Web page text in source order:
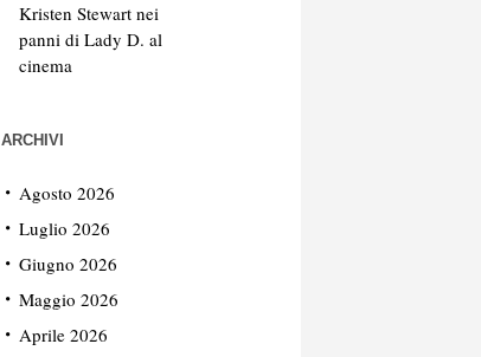
Kristen Stewart nei
panni di Lady D. al
cinema
ARCHIVI
Agosto 2026
Luglio 2026
Giugno 2026
Maggio 2026
Aprile 2026